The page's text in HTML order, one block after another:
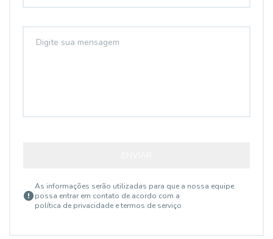
As informações serão utilizadas para que a nossa equipe
possa entrar em contato de acordo com a
política de privacidade e termos de serviço